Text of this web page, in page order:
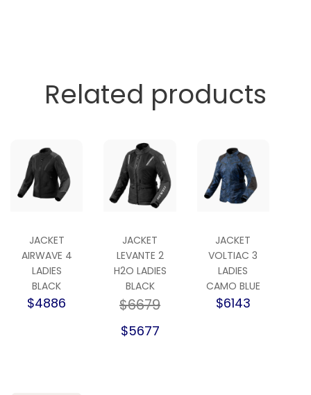
Related products
JACKET
AIRWAVE 4
LADIES
BLACK
$4886
JACKET
LEVANTE 2
H2O LADIES
BLACK
$6679
$5677
JACKET
VOLTIAC 3
LADIES
CAMO BLUE
$6143